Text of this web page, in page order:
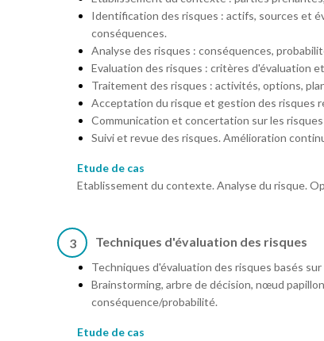
Identification des risques : actifs, sources et
conséquences.
Analyse des risques : conséquences,
Evaluation des risques : critères d'évaluation
Traitement des risques : activités, options,
Acceptation du risque et gestion des risques
Communication et concertation sur les
Suivi et revue des risques. Amélioration
Etude de cas
Etablissement du contexte. Analyse du risque.
3 Techniques d'évaluation des risques
Techniques d'évaluation des risques basés
Brainstorming, arbre de décision, nœud
conséquence/probabilité.
Etude de cas